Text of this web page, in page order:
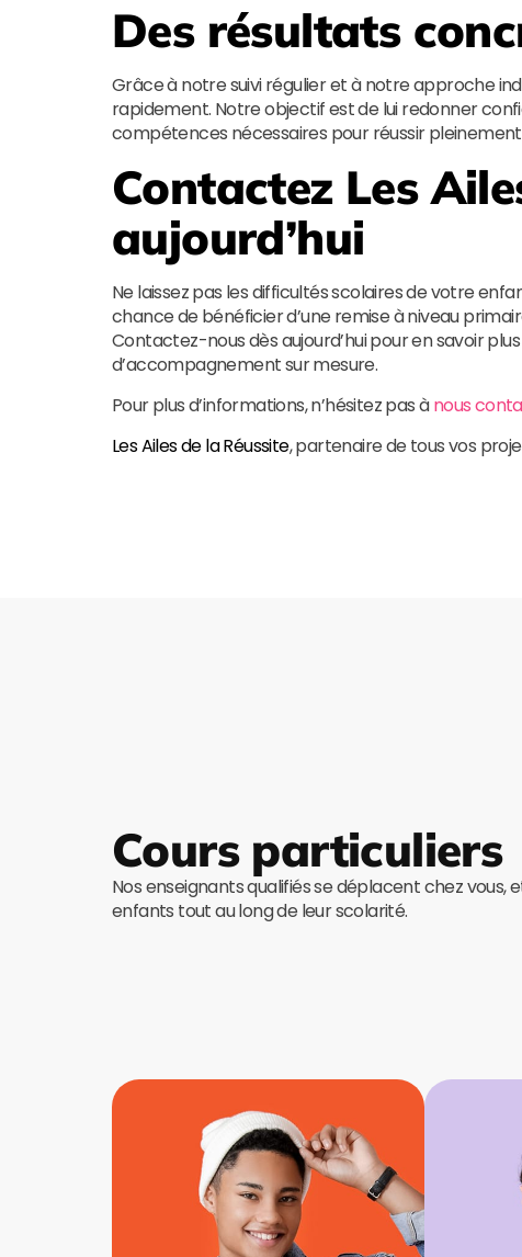
Des résultats
Grâce à notre suivi régulier et à notre approche
rapidement. Notre objectif est de lui redonner
compétences nécessaires pour réussir
Contactez Les
aujourd’hui
Ne laissez pas les difficultés scolaires de votre
chance de bénéficier d’une remise à niveau
Contactez-nous dès aujourd’hui pour en savoir
d’accompagnement sur mesure.
Pour plus d’informations, n’hésitez pas ànous
Les Ailes de la Réussite, partenaire de tous vos
Cours particuliers
Nos enseignants qualifiés se déplacent chez
enfants tout au long de leur scolarité.